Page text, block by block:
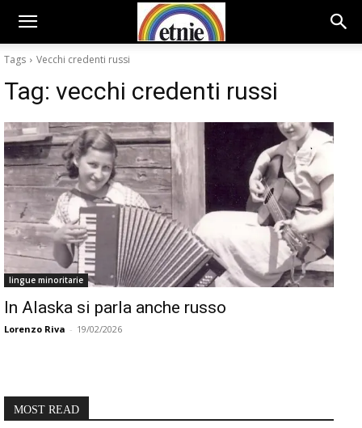
Tags Vecchi credenti russi
Tag: vecchi credenti russi
lingue minoritarie
In Alaska si parla anche russo
Lorenzo Riva - 19/02/2026
MOST READ